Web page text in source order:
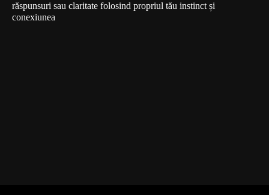
răspunsuri sau claritate folosind propriul tău instinct și
conexiunea